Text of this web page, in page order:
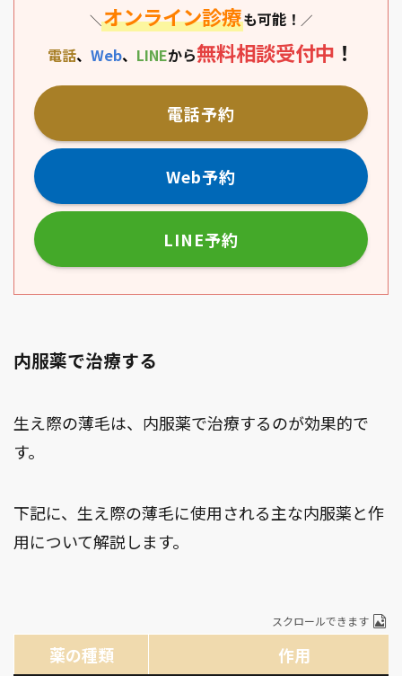
＼ オンライン診療も可能！ ／
電話、 Web、 LINEから無料相談受付中 ！
電話予約
Web予約
LINE予約
内服薬で治療する
生え際の薄毛は、内服薬で治療するのが効果的で
す。
下記に、生え際の薄毛に使用される主な内服薬と作
用について解説します。
スクロールできます
薬の種類
作用